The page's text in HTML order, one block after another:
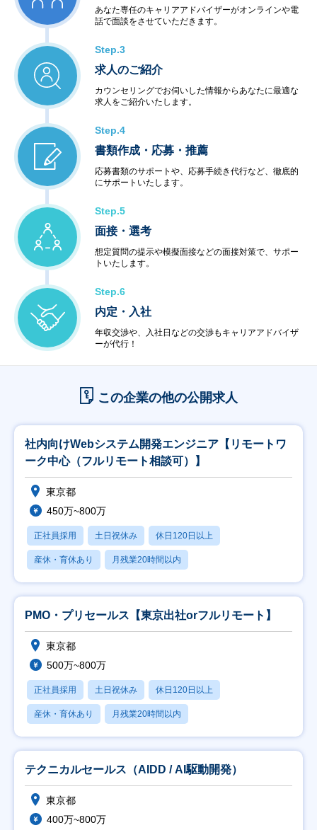
あなた専任のキャリアアドバイザーがオンラインや電
話で面談をさせていただきます。
Step.3
求人のご紹介
カウンセリングでお伺いした情報からあなたに最適な
求人をご紹介いたします。
Step.4
書類作成・応募・推薦
応募書類のサポートや、応募手続き代行など、徹底的
にサポートいたします。
Step.5
面接・選考
想定質問の提示や模擬面接などの面接対策で、サポー
トいたします。
Step.6
内定・入社
年収交渉や、入社日などの交渉もキャリアアドバイザ
ーが代行！
この企業の他の公開求人
社内向けWebシステム開発エンジニア【リモートワ
ーク中心（フルリモート相談可）】
東京都
450万~800万
正社員採用 土日祝休み 休日120日以上
産休・育休あり 月残業20時間以内
PMO・プリセールス【東京出社orフルリモート】
東京都
500万~800万
正社員採用 土日祝休み 休日120日以上
産休・育休あり 月残業20時間以内
テクニカルセールス（AIDD / AI駆動開発）
東京都
400万~800万